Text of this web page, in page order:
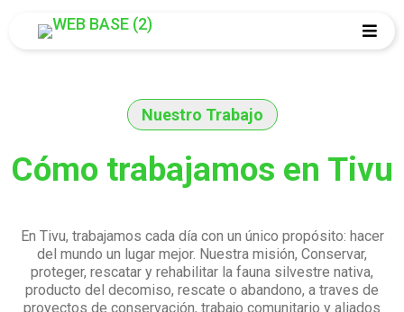
Nuestro Trabajo
Cómo trabajamos en Tivu
En Tivu, trabajamos cada día con un único propósito: hacer
del mundo un lugar mejor. Nuestra misión, Conservar,
proteger, rescatar y rehabilitar la fauna silvestre nativa,
producto del decomiso, rescate o abandono, a traves de
proyectos de conservación, trabajo comunitario y aliados